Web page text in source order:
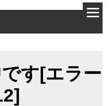
す[エラー